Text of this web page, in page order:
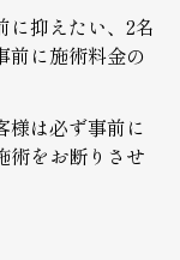
に抑えたい、2名
前に施術料金の
様は必ず事前に
術をお断りさせ